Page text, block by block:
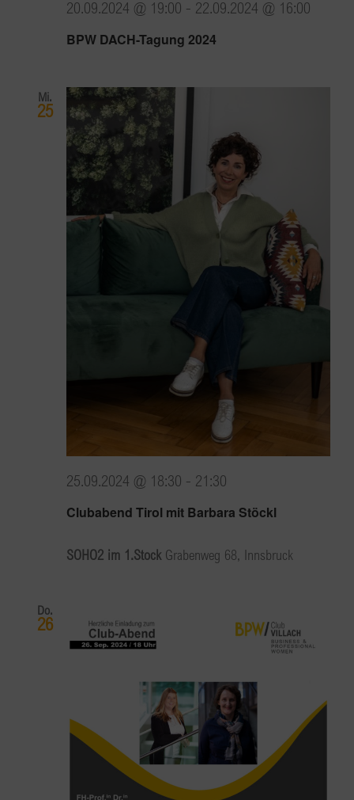
BPW DACH-Tagung 2024
20.09.2024 @ 19:00 - 22.09.2024 @ 16:00
Mi.
25
Clubabend Tirol mit Barbara Stöckl
25.09.2024 @ 18:30 - 21:30
SOHO2 im 1.Stock Grabenweg 68, Innsbruck
Do.
26